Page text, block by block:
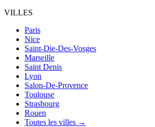
VILLES
Paris
Nice
Saint-Die-Des-Vosges
Marseille
Saint Denis
Lyon
Salon-De-Provence
Toulouse
Strasbourg
Rouen
Toutes les villes →